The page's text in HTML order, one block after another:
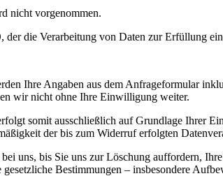
nicht vorgenommen.
die Verarbeitung von Daten zur Erfüllung
Ihre Angaben aus dem Anfrageformular
wir nicht ohne Ihre Einwilligung weiter.
somit ausschließlich auf Grundlage
der bis zum Widerruf erfolgten
uns, bis Sie uns zur Löschung auffordern,
Bestimmungen – insbesondere